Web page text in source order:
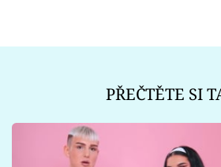
PŘEČTĚTE SI